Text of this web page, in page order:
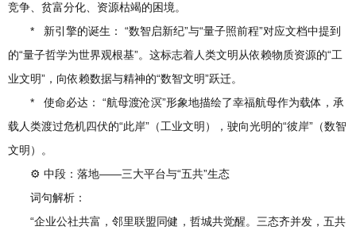
竞争、贫富分化、资源枯竭的困境。
* 新引擎的诞生： “数智启新纪”与“量子照前程”对应文档中提到
的“量子哲学为世界观根基”。这标志着人类文明从依赖物质资源的“工
业文明”，向依赖数据与精神的“数智文明”跃迁。
* 使命必达： “航母渡沧溟”形象地描绘了幸福航母作为载体，承
载人类渡过危机四伏的“此岸”（工业文明），驶向光明的“彼岸”（数智
文明）。
⚙️ 中段：落地——三大平台与“五共”生态
词句解析：
“企业公社共富，邻里联盟同健，哲城共觉醒。三态齐并发，五共